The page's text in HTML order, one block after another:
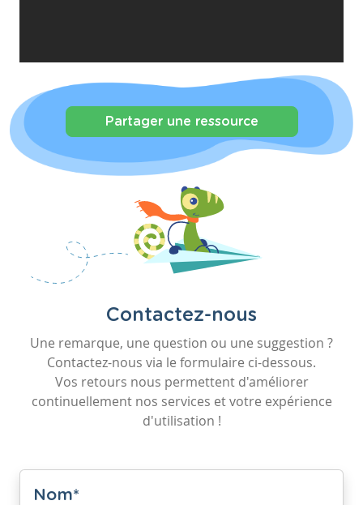
Partager une ressource
Contactez-nous
Une remarque, une question ou une suggestion ?
Contactez-nous via le formulaire ci-dessous.
Vos retours nous permettent d'améliorer
continuellement nos services et votre expérience
d'utilisation !
Nom*